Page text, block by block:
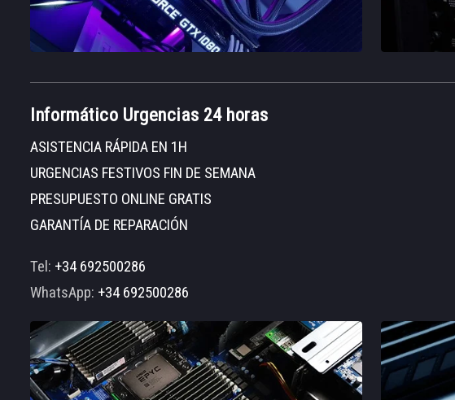
Informático Urgencias 24 horas
ASISTENCIA RÁPIDA EN 1H
URGENCIAS FESTIVOS FIN DE SEMANA
PRESUPUESTO ONLINE GRATIS
GARANTÍA DE REPARACIÓN
Tel: +34 692500286
WhatsApp: +34 692500286